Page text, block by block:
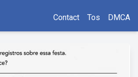
Contact Tos DMCA